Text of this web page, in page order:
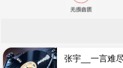
张宇__一言难